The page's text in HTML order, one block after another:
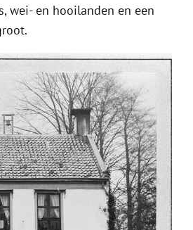
wei- en hooilanden en een